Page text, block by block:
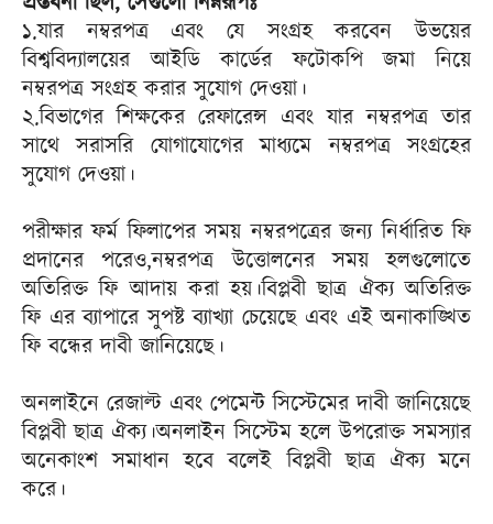
১.যার নম্বরপত্র এবং যে সংগ্রহ করবেন উভয়ের
বিশ্ববিদ্যালয়ের আইডি কার্ডের ফটোকপি জমা নিয়ে
নম্বরপত্র সংগ্রহ করার সুযোগ দেওয়া।
২.বিভাগের শিক্ষকের রেফারেন্স এবং যার নম্বরপত্র তার
সাথে সরাসরি যোগাযোগের মাধ্যমে নম্বরপত্র সংগ্রহের
সুযোগ দেওয়া।
পরীক্ষার ফর্ম ফিলাপের সময় নম্বরপত্রের জন্য নির্ধারিত ফি
প্রদানের পরেও,নম্বরপত্র উত্তোলনের সময় হলগুলোতে
অতিরিক্ত ফি আদায় করা হয়।বিপ্লবী ছাত্র ঐক্য অতিরিক্ত
ফি এর ব্যাপারে সুপষ্ট ব্যাখ্যা চেয়েছে এবং এই অনাকাঙ্খিত
ফি বন্ধের দাবী জানিয়েছে।
অনলাইনে রেজাল্ট এবং পেমেন্ট সিস্টেমের দাবী জানিয়েছে
বিপ্লবী ছাত্র ঐক্য।অনলাইন সিস্টেম হলে উপরোক্ত সমস্যার
অনেকাংশ সমাধান হবে বলেই বিপ্লবী ছাত্র ঐক্য মনে
করে।